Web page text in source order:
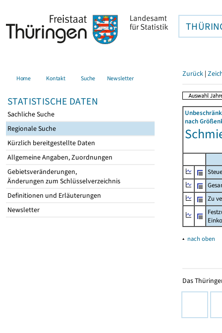
Home Kontakt Suche Newsletter
STATISTISCHE DATEN
Sachliche Suche
Regionale Suche
Kürzlich bereitgestellte Daten
Allgemeine Angaben, Zuordnungen
Gebietsveränderungen,
Änderungen zum Schlüsselverzeichnis
Definitionen und Erläuterungen
Newsletter
Zurück |
nach
Zu
▴ nach oben
Das